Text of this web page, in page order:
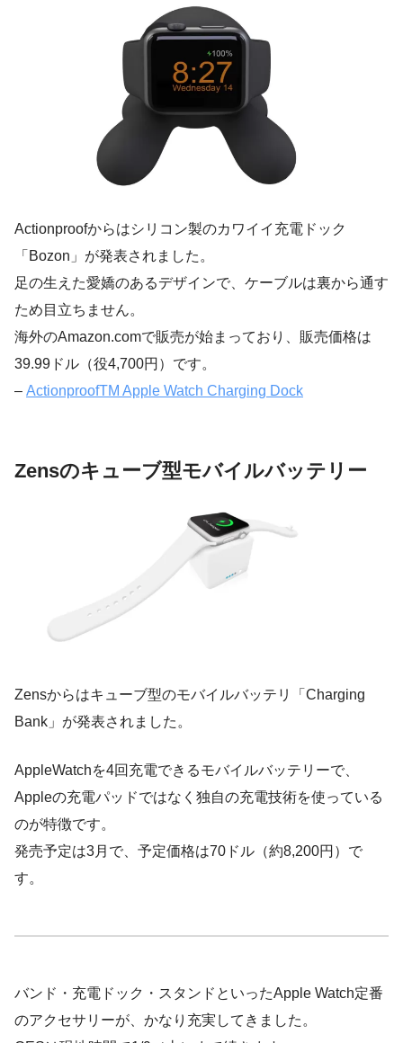
Actionproofからはシリコン製のカワイイ充電ドック
「Bozon」が発表されました。
足の生えた愛嬌のあるデザインで、ケーブルは裏から通す
ため目立ちません。
海外のAmazon.comで販売が始まっており、販売価格は
39.99ドル（役4,700円）です。
– ActionproofTM Apple Watch Charging Dock
Zensのキューブ型モバイルバッテリー
Zensからはキューブ型のモバイルバッテリ「Charging
Bank」が発表されました。
AppleWatchを4回充電できるモバイルバッテリーで、
Appleの充電パッドではなく独自の充電技術を使っている
のが特徴です。
発売予定は3月で、予定価格は70ドル（約8,200円）で
す。
バンド・充電ドック・スタンドといったApple Watch定番
のアクセサリーが、かなり充実してきました。